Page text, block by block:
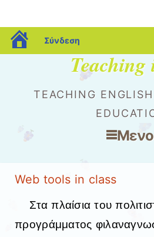
blogs.sch.gr
Σύνδεση
Teaching
TEACHING
Web tools in class
Στα πλαίσια του
προγράμματος